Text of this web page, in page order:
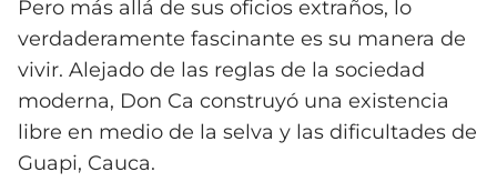
Pero más allá de sus oficios extraños, lo
verdaderamente fascinante es su manera de
vivir. Alejado de las reglas de la sociedad
moderna, Don Ca construyó una existencia
libre en medio de la selva y las dificultades de
Guapi, Cauca.